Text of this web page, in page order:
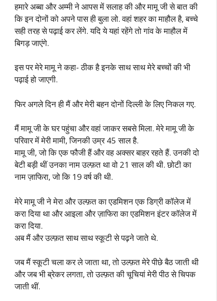
हमारे अब्बा और अम्मी ने आपस में सलाह की और मामू जी से बात की
कि इन दोनों को अपने पास ही बुला लो. वहां शहर का माहौल है, बच्चे
सही तरह से पढ़ाई कर लेंगे. यदि ये यहां रहेंगे तो गांव के माहौल में
बिगड़ जाएंगे.
इस पर मेरे मामू ने कहा- ठीक है इनके साथ साथ मेरे बच्चों की भी
पढ़ाई हो जाएगी.
फिर अगले दिन ही मैं और मेरी बहन दोनों दिल्ली के लिए निकल गए.
मैं मामू जी के घर पहुंचा और वहां जाकर सबसे मिला. मेरे मामू जी के
परिवार में मेरी मामी, जिनकी उम्र 45 साल है.
मामू जी, जो कि एक फौजी हैं और वह अक्सर बाहर रहते हैं. उनकी दो
बेटी बड़ी थीं उनका नाम उल्फ़त था वो 21 साल की थी. छोटी का
नाम ज़ाफिरा, जो कि 19 वर्ष की थी.
मेरे मामू जी ने मेरा और उल्फ़त का एडमिशन एक डिग्री कॉलेज में
करा दिया था और आइला और ज़ाफिरा का एडमिशन इंटर कॉलेज में
करा दिया.
अब मैं और उल्फ़त साथ साथ स्कूटी से पढ़ने जाते थे.
जब मैं स्कूटी चला कर ले जाता था, तो उल्फ़त मेरे पीछे बैठ जाती थी
और जब भी ब्रेकर लगता, तो उल्फ़त की चूचियां मेरी पीठ से चिपक
जाती थीं.